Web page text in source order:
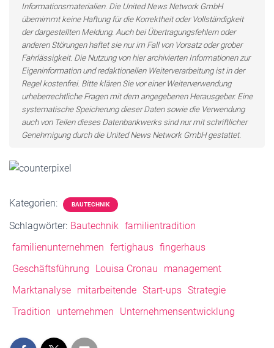
Informationsmaterialien. Die United News Network GmbH
übernimmt keine Haftung für die Korrektheit oder Vollständigkeit
der dargestellten Meldung. Auch bei Übertragungsfehlern oder
anderen Störungen haftet sie nur im Fall von Vorsatz oder grober
Fahrlässigkeit. Die Nutzung von hier archivierten Informationen zur
Eigeninformation und redaktionellen Weiterverarbeitung ist in der
Regel kostenfrei. Bitte klären Sie vor einer Weiterverwendung
urheberrechtliche Fragen mit dem angegebenen Herausgeber. Eine
systematische Speicherung dieser Daten sowie die Verwendung
auch von Teilen dieses Datenbankwerks sind nur mit schriftlicher
Genehmigung durch die United News Network GmbH gestattet.
Kategorien: BAUTECHNIK
Schlagwörter: Bautechnik familientradition
familienunternehmen fertighaus fingerhaus
Geschäftsführung
Louisa Cronau
management
Marktanalyse mitarbeitende Start-ups Strategie
Tradition
unternehmen Unternehmensentwicklung